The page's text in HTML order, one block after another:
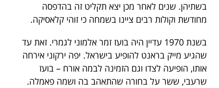
בשתיהן. שנים לאחר מכן יצא תקליט זה בהדפסה
מחודשת וקולות רבים ציינו בשמחה כי זוהי קלאסיקה.
בשנת 1970 עדיין היה בועז זמר אלמוני לגמרי. זאת עד
שהגיע מייק בראנט להופיע בישראל. יפה ירקוני אירחה
אותו, הופיעה לצדו וגם הזמינה לבמה אורח – בועז
שרעבי, ששר על בחורה שהתאהב בה ושמה פאמלה.